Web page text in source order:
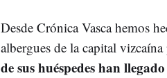
Desde Crónica Vasca hemos
albergues de la capital
de sus huéspedes han